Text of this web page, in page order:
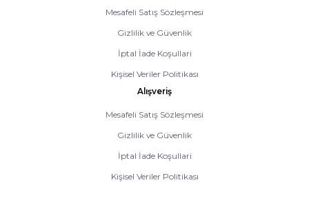
Mesafeli Satış Sözleşmesi
Gizlilik ve Güvenlik
İptal İade Koşullari
Kişisel Veriler Politikası
Alışveriş
Mesafeli Satış Sözleşmesi
Gizlilik ve Güvenlik
İptal İade Koşullari
Kişisel Veriler Politikası